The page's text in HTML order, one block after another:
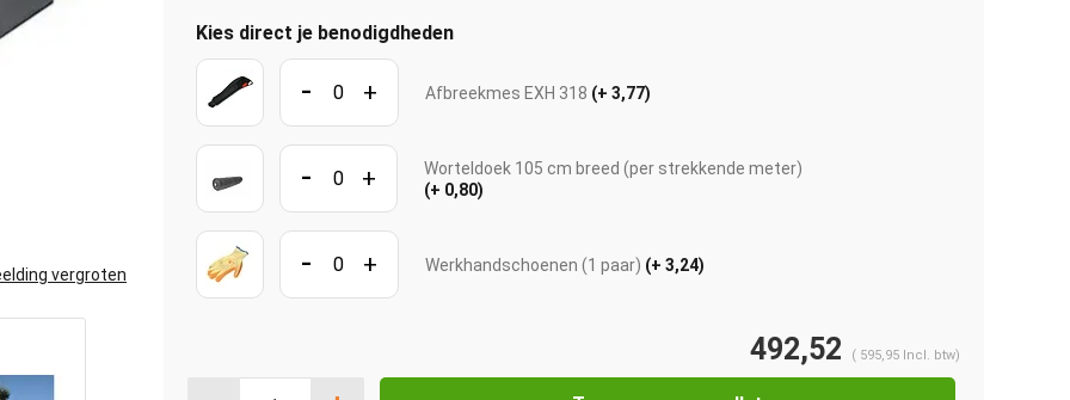
vergroten Afbeelding vergroten
Kies direct je benodigdheden
- + Afbreekmes EXH 318 (+ 3,77)
- +
Worteldoek 105 cm breed (per strekkende meter)
(+ 0,80)
- + Werkhandschoenen (1 paar) (+ 3,24)
492,52 ( 595,95 Incl. btw)